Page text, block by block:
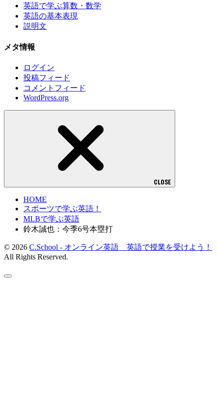
英語で学ぶ算数・数学
英語の基本表現
説明文
メタ情報
ログイン
投稿フィード
コメントフィード
WordPress.org
CLOSE
HOME
スポーツで学ぶ英語！
MLBで学ぶ英語
鈴木誠也：今季6号本塁打
© 2026 C.School - オンライン英語 英語で授業を受けよう！
All Rights Reserved.